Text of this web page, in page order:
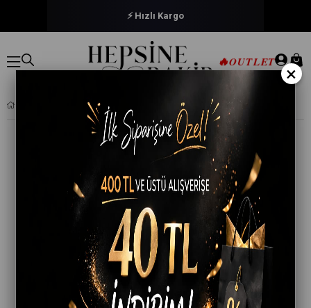
⚡ Hızlı Kargo
🔥OUTLET
×